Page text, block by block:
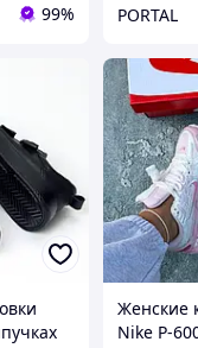
99% PORTAL
Женские
Nike P-